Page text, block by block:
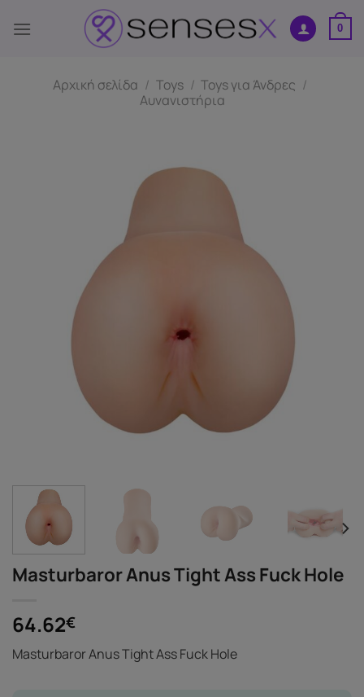
στο
0
Αρχική σελίδα / Toys / Toys για Άνδρες /
Αυνανιστήρια
Masturbaror Anus Tight Ass Fuck Hole
64.62€
Masturbaror Anus Tight Ass Fuck Hole